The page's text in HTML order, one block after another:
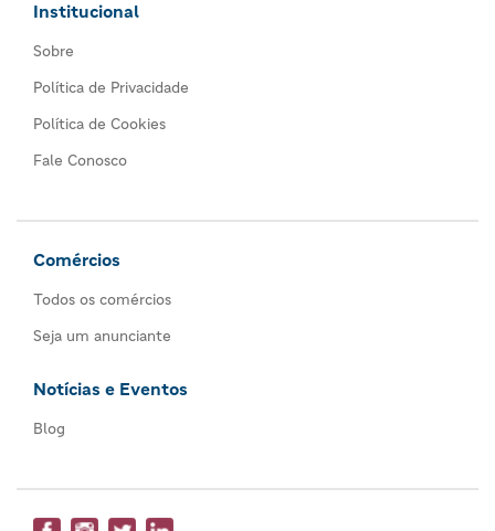
Institucional
Sobre
Política de Privacidade
Política de Cookies
Fale Conosco
Comércios
Todos os comércios
Seja um anunciante
Notícias e Eventos
Blog